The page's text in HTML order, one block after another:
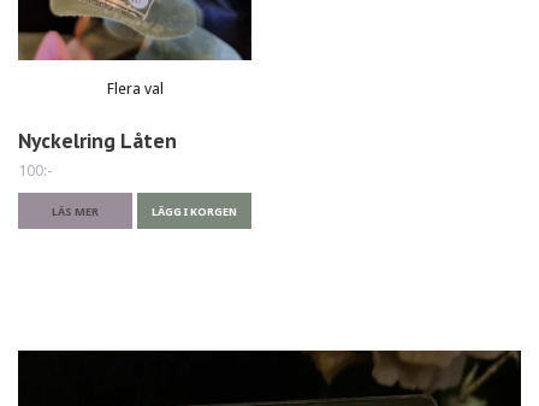
Flera val
Nyckelring Låten
100:-
LÄS MER LÄGG I KORGEN